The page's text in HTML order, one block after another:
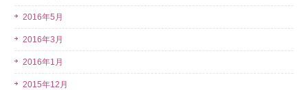
2016年5月
2016年3月
2016年1月
2015年12月